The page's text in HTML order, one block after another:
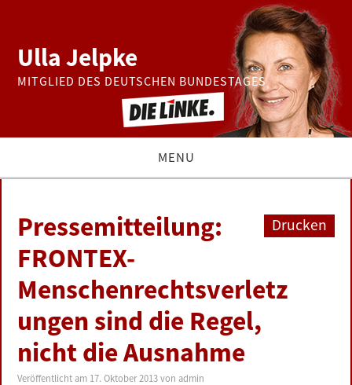
Ulla Jelpke
MITGLIED DES DEUTSCHEN BUNDESTAGES
MENU
BUNDESTAG
PRESSE
ZUR PERSON
LINKS
Drucken
Pressemitteilung:
FRONTEX-
Menschenrechtsverletz
ungen sind die Regel,
nicht die Ausnahme
Veröffentlicht am 17. Oktober 2013 vonadmin